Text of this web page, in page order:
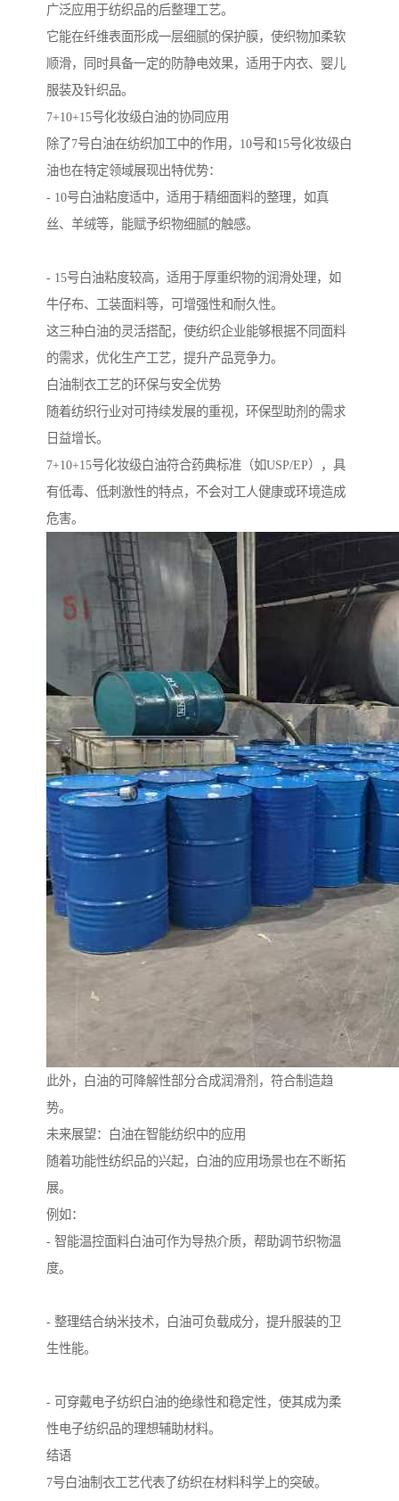
广泛应用于纺织品的后整理工艺。
它能在纤维表面形成一层细腻的保护膜，使织物加柔软
顺滑，同时具备一定的防静电效果，适用于内衣、婴儿
服装及针织品。
7+10+15号化妆级白油的协同应用
除了7号白油在纺织加工中的作用，10号和15号化妆级白
油也在特定领域展现出特优势：
- 10号白油粘度适中，适用于精细面料的整理，如真
丝、羊绒等，能赋予织物细腻的触感。
- 15号白油粘度较高，适用于厚重织物的润滑处理，如
牛仔布、工装面料等，可增强性和耐久性。
这三种白油的灵活搭配，使纺织企业能够根据不同面料
的需求，优化生产工艺，提升产品竞争力。
白油制衣工艺的环保与安全优势
随着纺织行业对可持续发展的重视，环保型助剂的需求
日益增长。
7+10+15号化妆级白油符合药典标准（如USP/EP），具
有低毒、低刺激性的特点，不会对工人健康或环境造成
危害。
此外，白油的可降解性部分合成润滑剂，符合制造趋
势。
未来展望：白油在智能纺织中的应用
随着功能性纺织品的兴起，白油的应用场景也在不断拓
展。
例如：
- 智能温控面料白油可作为导热介质，帮助调节织物温
度。
- 整理结合纳米技术，白油可负载成分，提升服装的卫
生性能。
- 可穿戴电子纺织白油的绝缘性和稳定性，使其成为柔
性电子纺织品的理想辅助材料。
结语
7号白油制衣工艺代表了纺织在材料科学上的突破。